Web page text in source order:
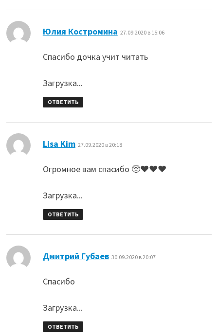
Юлия Костромина 27.09.2020 в 15:06
Спасибо дочка учит читать
Загрузка...
ОТВЕТИТЬ
Lisa Kim: 27.09.2020 в 20:18
Огромное вам спасибо 🥺❤️❤️❤️
Загрузка...
ОТВЕТИТЬ
Дмитрий Губаев: 30.09.2020 в 20:07
Спасибо
Загрузка...
ОТВЕТИТЬ